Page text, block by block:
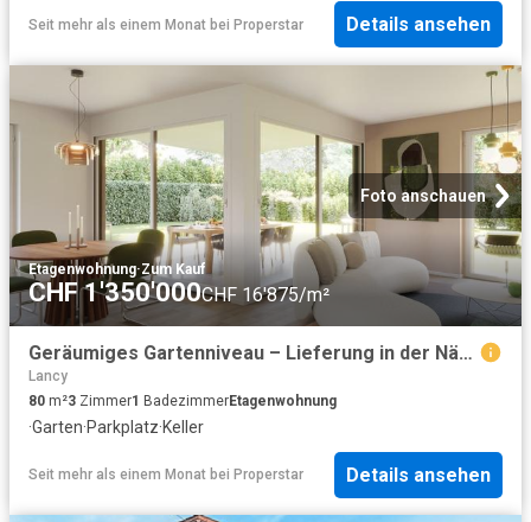
Seit mehr als einem Monat bei Properstar Details ansehen
Foto anschauen
Etagenwohnung·Zum Kauf
CHF 1'350'000CHF 16'875/m²
Geräumiges Gartenniveau – Lieferung in der Nähe
Lancy
80 m²3 Zimmer1 BadezimmerEtagenwohnung
·Garten·Parkplatz·Keller
Seit mehr als einem Monat bei Properstar Details ansehen